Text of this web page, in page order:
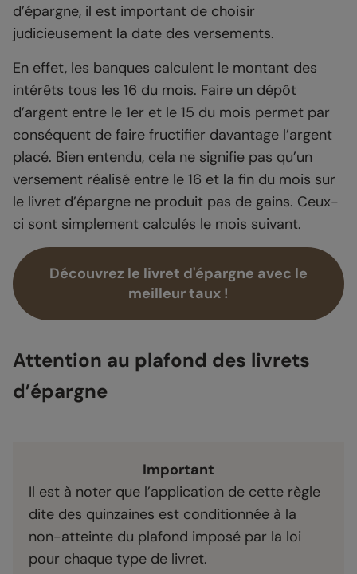
d’épargne, il est important de choisir
judicieusement la date des versements.
En effet, les banques calculent le montant des
intérêts tous les 16 du mois. Faire un dépôt
d’argent entre le 1er et le 15 du mois permet par
conséquent de faire fructifier davantage l’argent
placé. Bien entendu, cela ne signifie pas qu’un
versement réalisé entre le 16 et la fin du mois sur
le livret d’épargne ne produit pas de gains. Ceux-
ci sont simplement calculés le mois suivant.
Découvrez le livret d'épargne avec le
meilleur taux !
Attention au plafond des livrets
d’épargne
Important
Il est à noter que l’application de cette règle
dite des quinzaines est conditionnée à la
non-atteinte du plafond imposé par la loi
pour chaque type de livret.